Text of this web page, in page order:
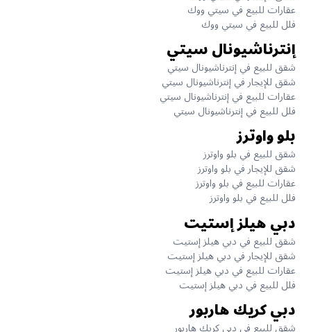
عقارات للبيع في سيتي ووك
فلل للبيع في سيتي ووك
إنترناشيونال سيتي
شقق للبيع في إنترناشيونال سيتي
شقق للإيجار في إنترناشيونال سيتي
عقارات للبيع في إنترناشيونال سيتي
فلل للبيع في إنترناشيونال سيتي
بلو واوترز
شقق للبيع في بلو واوترز
شقق للإيجار في بلو واوترز
عقارات للبيع في بلو واوترز
فلل للبيع في بلو واوترز
دبي هيلز إستيت
شقق للبيع في دبي هيلز إستيت
شقق للإيجار في دبي هيلز إستيت
عقارات للبيع في دبي هيلز إستيت
فلل للبيع في دبي هيلز إستيت
دبي كريك هاربور